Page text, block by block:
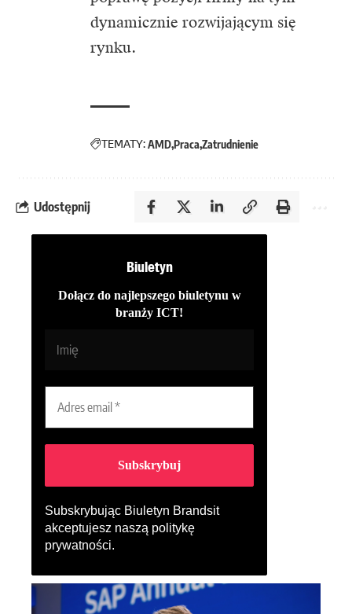
dynamicznie rozwijającym się
rynku.
TEMATY:AMDPraca Zatrudnienie
Udostępnij
Biuletyn
Dołącz do najlepszego biuletynu w
branży ICT!
Subskrybując Biuletyn Brandsit
akceptujesz naszą politykę
prywatności.